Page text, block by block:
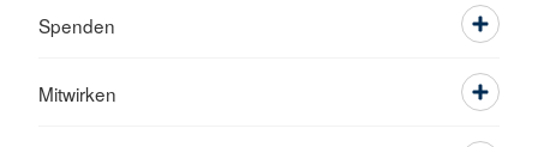
Spenden
Mitwirken